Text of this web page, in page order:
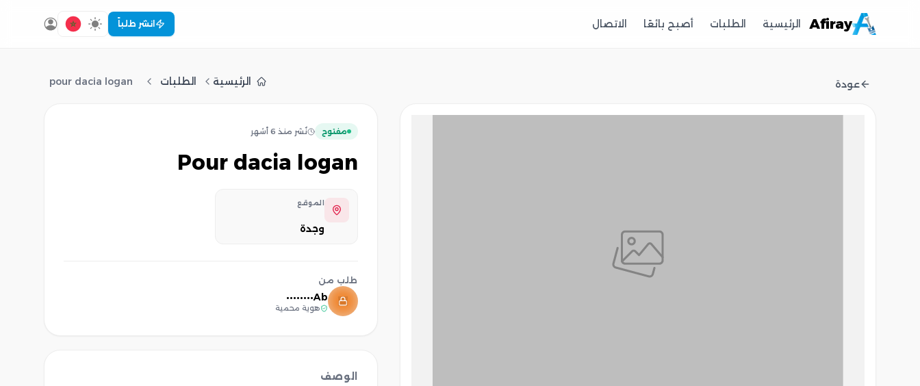
Afiray الرئيسية الطلبات أصبح بائعًا الاتصال انشر طلباً
عودة الرئيسية الطلبات pour dacia logan
مفتوح نُشر منذ 6 أشهر
pour dacia logan
الموقع
وجدة
طلب من
Ab••••••••
هوية محمية
الوصف